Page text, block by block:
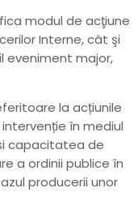
modul de acţiune
Interne, cât şi
eveniment major,
la acțiunile
în mediul
capacitatea de
a ordinii publice în
producerii unor